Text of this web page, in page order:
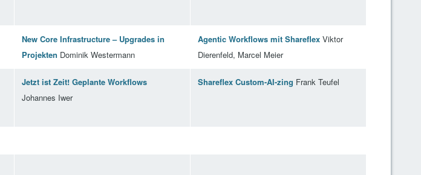
New Core Infrastructure – Upgrades in
Projekten Dominik Westermann
Agentic Workflows mit Shareflex Viktor
Dierenfeld, Marcel Meier
Jetzt ist Zeit! Geplante Workflows
Johannes Iwer
Shareflex Custom-AI-zing Frank Teufel